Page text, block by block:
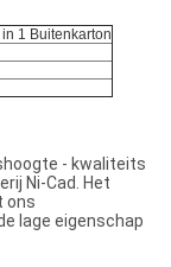
1 Buitenkarton
- kwaliteits
Ni-Cad. Het
ons
lage eigenschap